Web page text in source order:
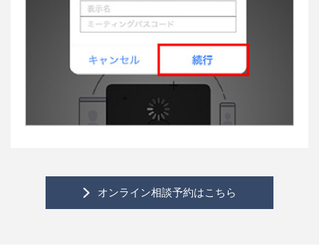
オンライン相談予約はこちら